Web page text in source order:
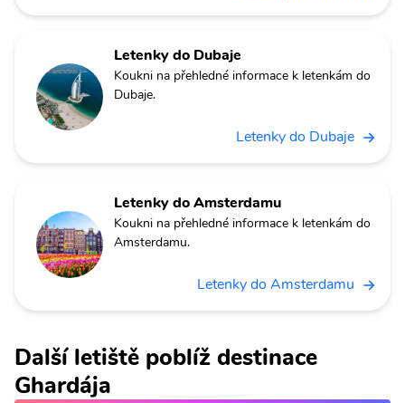
Letenky do Dubaje
Koukni na přehledné informace k letenkám do
Dubaje.
Letenky do Dubaje
Letenky do Amsterdamu
Koukni na přehledné informace k letenkám do
Amsterdamu.
Letenky do Amsterdamu
Další letiště poblíž destinace
Ghardája